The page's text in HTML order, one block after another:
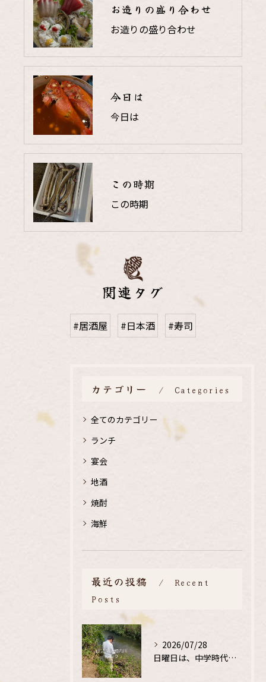
お造りの盛り合わせ
お造りの盛り合わせ
今日は
今日は
この時期
この時期
関連タグ
#居酒屋 #日本酒 #寿司
カテゴリー Categories
全てのカテゴリー
ランチ
宴会
地酒
焼酎
海鮮
最近の投稿
Recent
Posts
2026/07/28
日曜日は、中学時代の、同級生と鮎釣り